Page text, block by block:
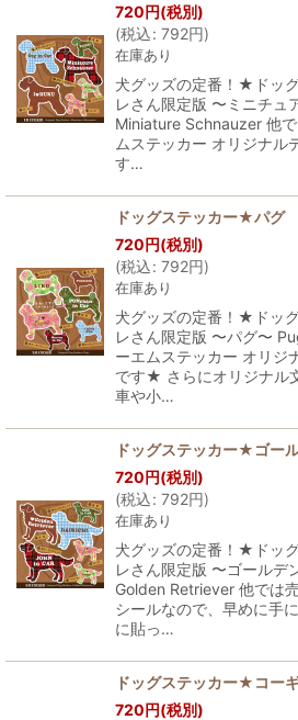
720円(税別)
(税込: 792円)
在庫あり
犬グッズの定番！★ドッ
レさん限定版 〜ミニチュ
Miniature Schnauzer 他
ムステッカー オリジナル
す…
ドッグステッカー★パグ
720円(税別)
(税込: 792円)
在庫あり
犬グッズの定番！★ドッ
レさん限定版 〜パグ〜
ーエムステッカー オリジ
です★ さらにオリジナル
車や小…
ドッグステッカー★ゴー
720円(税別)
(税込: 792円)
在庫あり
犬グッズの定番！★ドッ
レさん限定版 〜ゴールデ
Golden Retriever 他では
シールなので、早めに手
に貼っ…
ドッグステッカー★コー
720円(税別)